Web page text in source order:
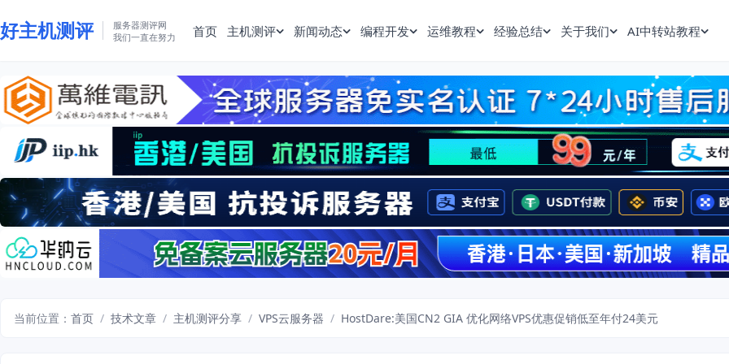
好主机测评
服务器测评网
我们一直在努力
首页 主机测评 新闻动态 编程开发 运维教程 经验总结 关于我们 AI中转站教程
当前位置： 首页 / 技术文章 / 主机测评分享 / VPS云服务器 / HostDare:美国CN2 GIA 优化网络VPS优惠促销低至年付24美元